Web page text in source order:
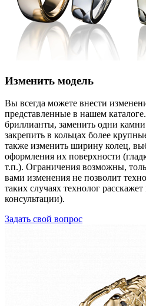
Изменить модель
Вы всегда можете внести
представленные в нашем
бриллианты, заменить одни
закрепить в кольцах более
также изменить ширину колец,
оформления их поверхности
т.п.). Ограничения возможны,
вами изменения не позволит
таких случаях технолог
консультации).
Задать свой вопрос